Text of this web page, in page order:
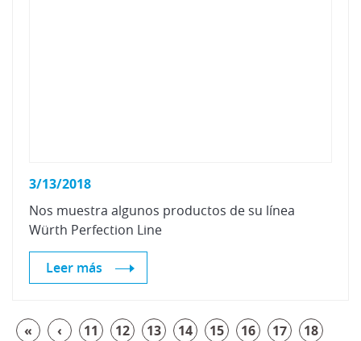
3/13/2018
Nos muestra algunos productos de su línea
Würth Perfection Line
Leer más
« ‹ 11 12 13 14 15 16 17
18